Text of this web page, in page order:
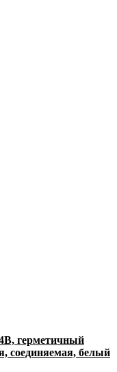
герметичный
соединяемая, белый